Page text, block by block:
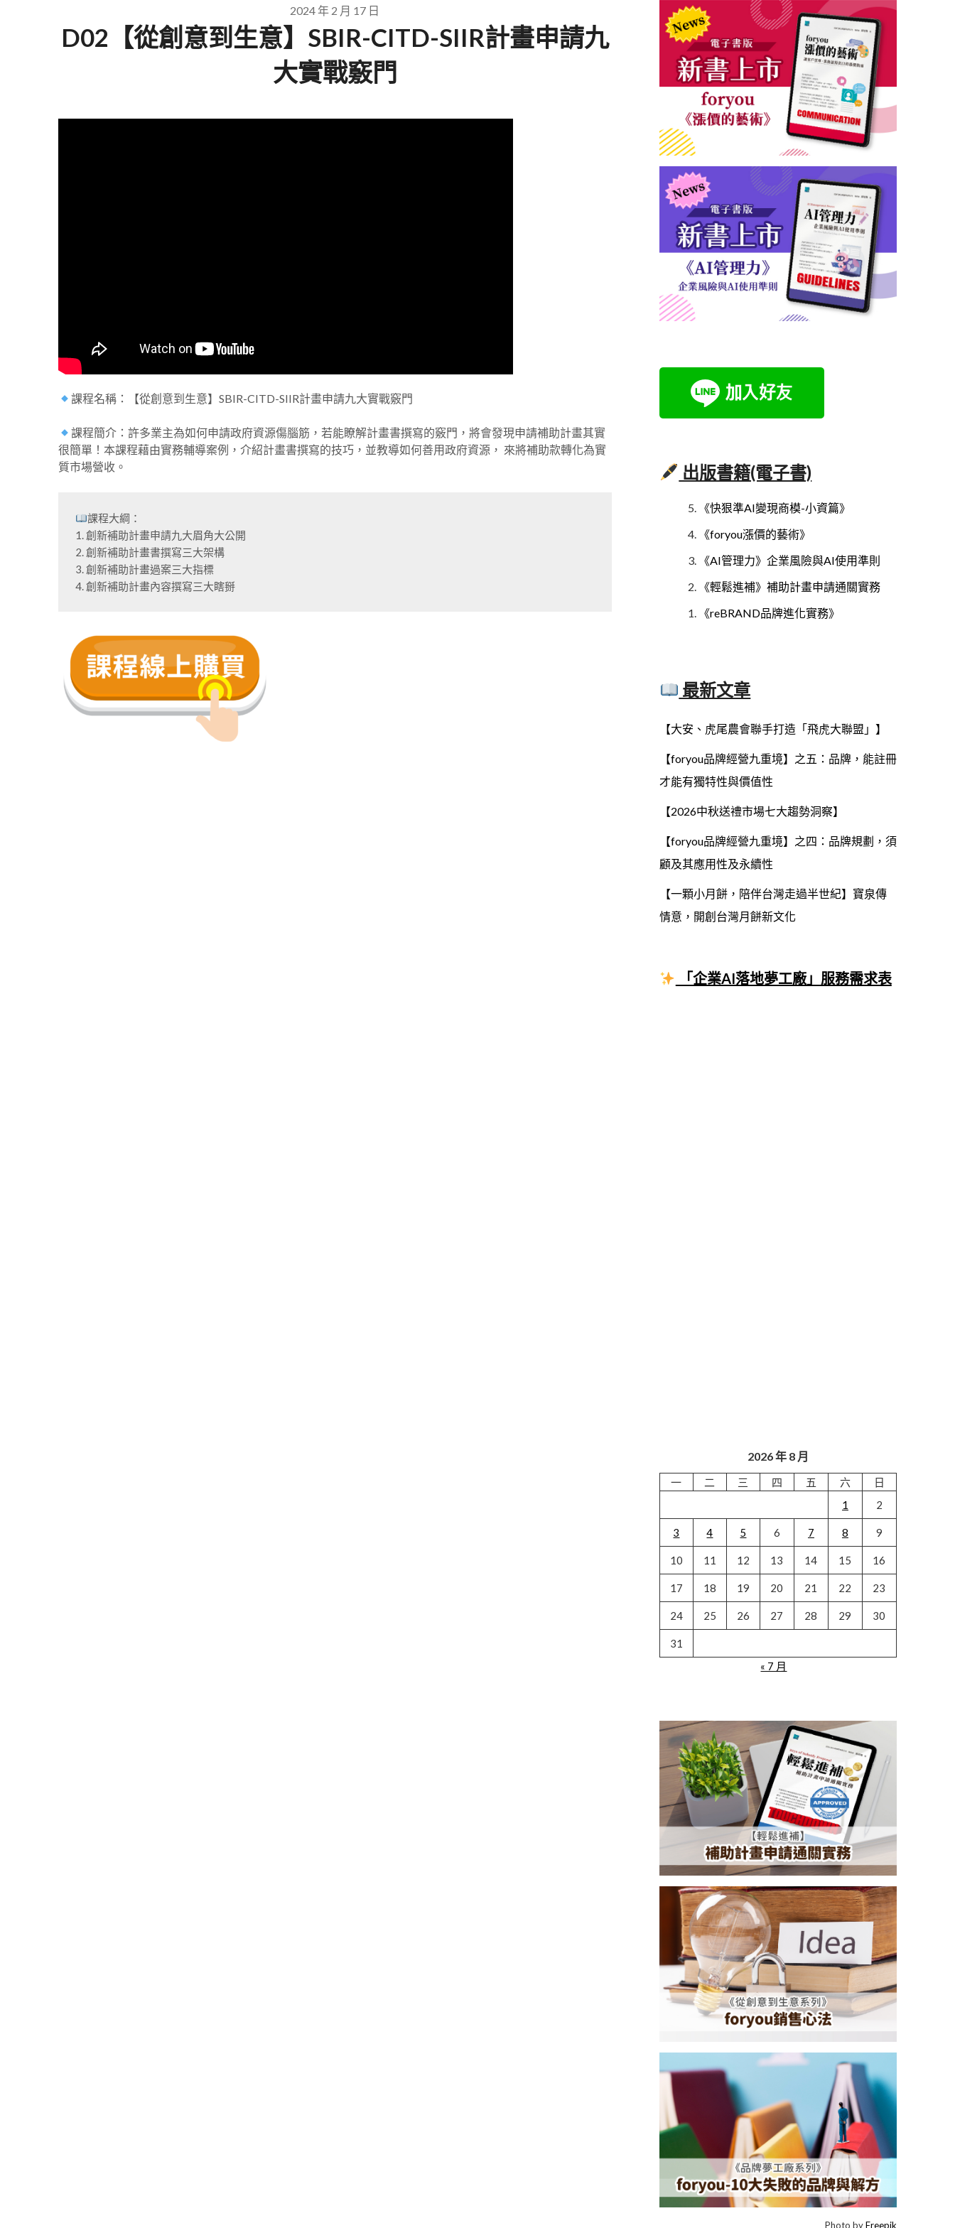
2024 年 2 月 17 日
D02【從創意到生意】SBIR-CITD-SIIR計畫申請九
大實戰竅門
課程名稱：【從創意到生意】SBIR-CITD-SIIR計畫申請九大實戰竅門
課程簡介：許多業主為如何申請政府資源傷腦筋，若能瞭解計畫書撰寫的竅門，將會發現申請補助計畫其實
很簡單！本課程藉由實務輔導案例，介紹計畫書撰寫的技巧，並教導如何善用政府資源， 來將補助款轉化為實
質市場營收。
課程大綱：
1. 創新補助計畫申請九大眉角大公開
2. 創新補助計畫書撰寫三大架構
3. 創新補助計畫過案三大指標
出版書籍(電子書)
《快狠準AI變現商模-小資篇》
《foryou漲價的藝術》
《AI管理力》企業風險與AI使用準則
《輕鬆進補》補助計畫申請通關實務
《reBRAND品牌進化實務》
最新文章
【大安、虎尾農會聯手打造「飛虎大聯盟」】
【foryou品牌經營九重境】之五：品牌，能註冊
才能有獨特性與價值性
【2026中秋送禮市場七大趨勢洞察】
【foryou品牌經營九重境】之四：品牌規劃，須
顧及其應用性及永續性
【一顆小月餅，陪伴台灣走過半世紀】寶泉傳
情意，開創台灣月餅新文化
「企業AI落地夢工廠」服務需求表
2026 年 8 月
一 二 三 四 五 六
日
1
2
3 4 5 6 7 8 9
10 11 12 13 14 15 16
17 18 19 20 21 22 23
24 25 26 27 28 29 30
31
« 7 月
Photo byFreepik